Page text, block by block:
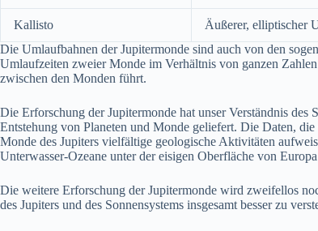
Kallisto
Äußerer, elliptischer
Die Umlaufbahnen der Jupitermonde sind auch von den
Umlaufzeiten zweier Monde im Verhältnis von ganzen
zwischen den Monden führt.
Die Erforschung der Jupitermonde hat unser Verständnis
Entstehung von Planeten und Monde geliefert. Die Daten,
Monde des Jupiters vielfältige geologische Aktivitäten
Unterwasser-Ozeane unter der eisigen Oberfläche von
Die weitere Erforschung der Jupitermonde wird zweifellos
des Jupiters und des Sonnensystems insgesamt besser zu